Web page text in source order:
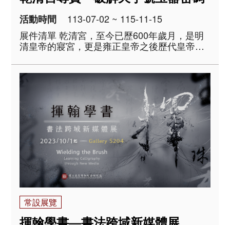
活動時間
113-07-02 ~ 115-11-15
展件清單 乾清宮，至今已歷600年歲月，是明
清皇帝的寢宮，更是雍正皇帝之後歷代皇帝傳
歷史事件的現場。 由於地位特殊，乾清宮也是
庋藏歷代重要文物的寶庫。民國13年清室善後
委員會以千字文「天地玄黃，宇宙洪荒&hell..
常設展覽